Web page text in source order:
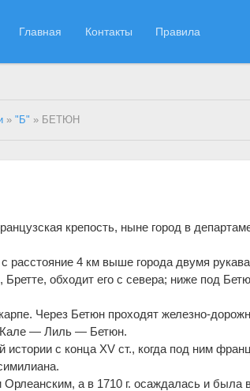
Главная Контакты Правила
»"Б" » БЕТЮН
крепость, ныне город в
расстояние 4 км выше города двумя
обходит его с севера; ниже под
Через Бетюн проходят железно-
— Лиль — Бетюн.
истории с конца XV ст., когда под ним
Орлеанским, а в 1710 г. осаждалась и была